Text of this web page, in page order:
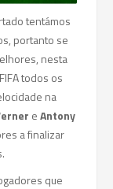
tentámos
portanto se
nesta
todos os
na
eAntony
a finalizar
que